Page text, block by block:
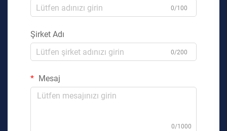
0/100
Şirket Adı
0/200
Mesaj
0/1000